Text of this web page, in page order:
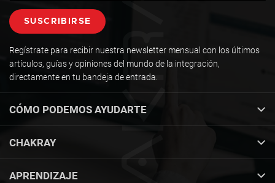
CÓMO PODEMOS AYUDARTE
CHAKRAY
APRENDIZAJE
Regístrate para recibir nuestra newsletter mensual con los últimos
artículos, guías y opiniones del mundo de la integración,
directamente en tu bandeja de entrada.